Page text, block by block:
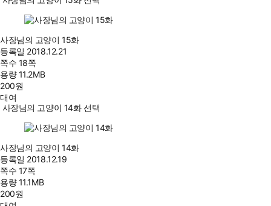
사장님의 고양이 15화
등록일 2018.12.21
쪽수 18쪽
용량11.2MB
200원
대여
사장님의 고양이 14화 선택
사장님의 고양이 14화
등록일 2018.12.19
쪽수 17쪽
용량11.1MB
200원